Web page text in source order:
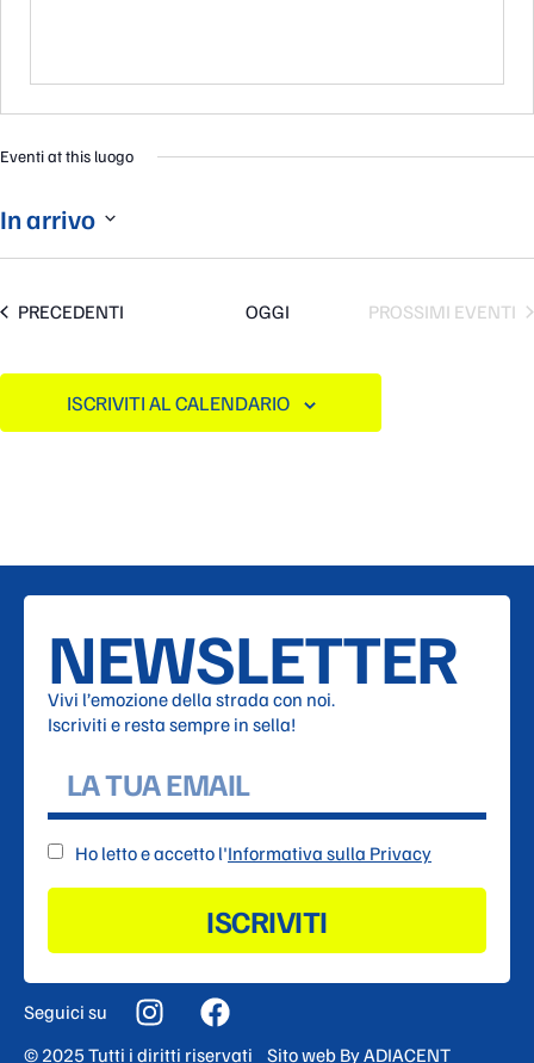
Eventi at this luogo
In arrivo
la
EVENTI
PRECEDENTI OGGI PROSSIMI EVENTI
ISCRIVITI AL CALENDARIO
NEWSLETTER
Vivi l’emozione della strada con noi.
Iscriviti e resta sempre in sella!
Ho letto e accetto l'Informativa sulla Privacy
ISCRIVITI
Seguici su
© 2025 Tutti i diritti riservati
Sito web ByADIACENT